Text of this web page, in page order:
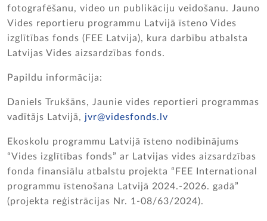
fotografēšanu, video un publikāciju veidošanu. Jauno
Vides reportieru programmu Latvijā īsteno Vides
izglītības fonds (FEE Latvija), kura darbību atbalsta
Latvijas Vides aizsardzības fonds.
Papildu informācija:
Daniels Trukšāns, Jaunie vides reportieri programmas
vadītājs Latvijā, jvr@videsfonds.lv
Ekoskolu programmu Latvijā īsteno nodibinājums
“Vides izglītības fonds” ar Latvijas vides aizsardzības
fonda finansiālu atbalstu projekta “FEE International
programmu īstenošana Latvijā 2024.-2026. gadā”
(projekta reģistrācijas Nr. 1-08/63/2024).